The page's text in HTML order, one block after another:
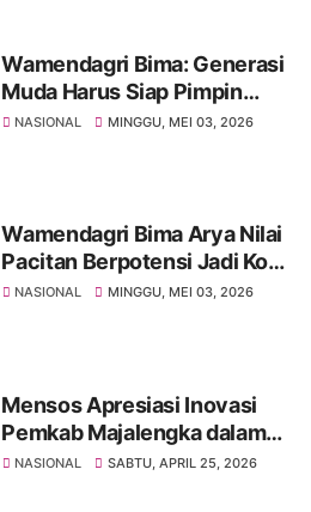
Wamendagri Bima: Generasi
Muda Harus Siap Pimpin
Indonesia Menuju Negara
NASIONAL MINGGU, MEI 03, 2026
Wamendagri Bima Arya Nilai
Pacitan Berpotensi Jadi Kota
Wisata Unggulan
NASIONAL MINGGU, MEI 03, 2026
Mensos Apresiasi Inovasi
Pemkab Majalengka dalam
Penyaluran Bansos Tepat
NASIONAL SABTU, APRIL 25, 2026